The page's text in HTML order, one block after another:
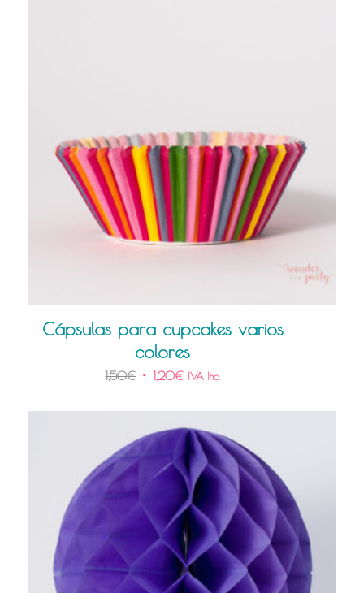
Cápsulas para cupcakes varios
colores
1,50€ 1,20€ IVA Inc.